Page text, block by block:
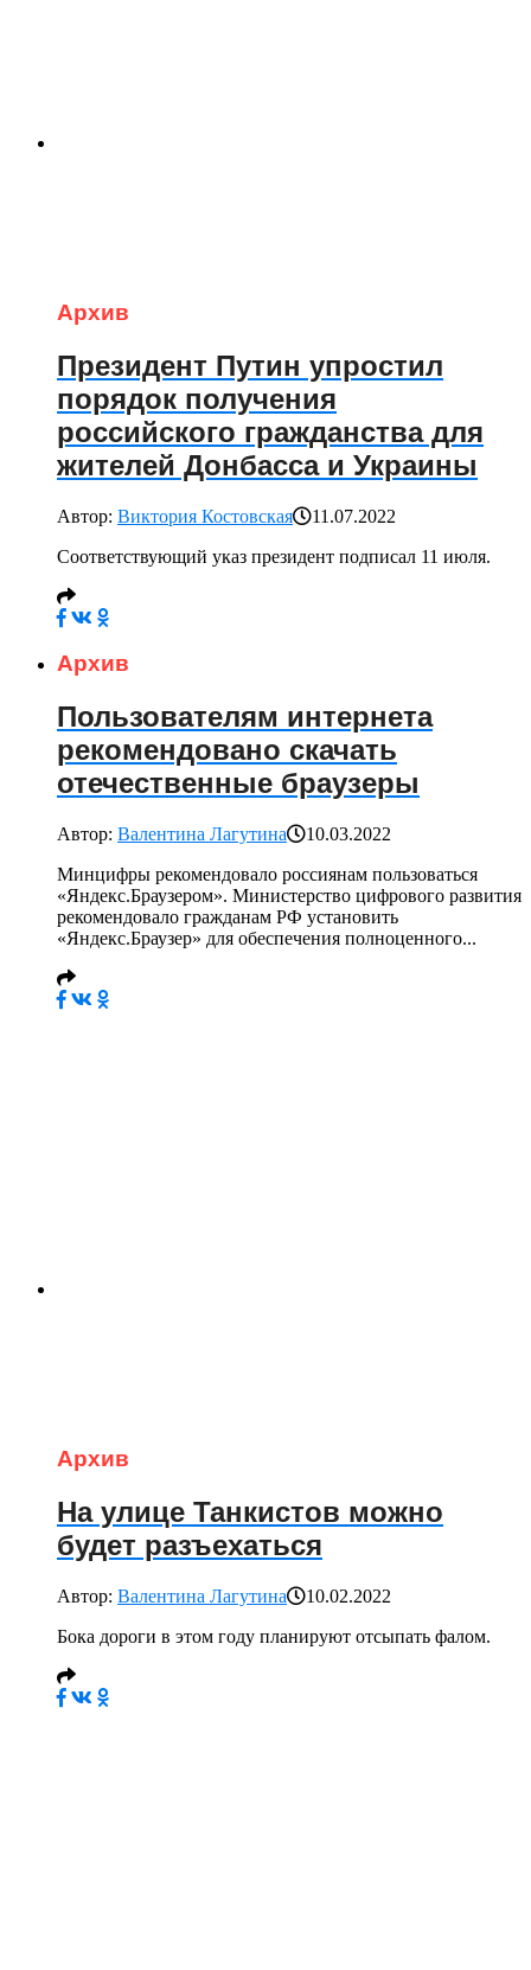
Архив
Президент Путин упростил
порядок получения
российского гражданства для
жителей Донбасса и Украины
Автор: Виктория Костовская
11.07.2022
Соответствующий указ президент подписал 11 июля.
Архив
Пользователям интернета
рекомендовано скачать
отечественные браузеры
Автор: Валентина Лагутина
10.03.2022
Минцифры рекомендовало россиянам пользоваться
«Яндекс.Браузером». Министерство цифрового развития
рекомендовало гражданам РФ установить
«Яндекс.Браузер» для обеспечения полноценного...
Архив
На улице Танкистов можно
будет разъехаться
Автор: Валентина Лагутина
10.02.2022
Бока дороги в этом году планируют отсыпать фалом.